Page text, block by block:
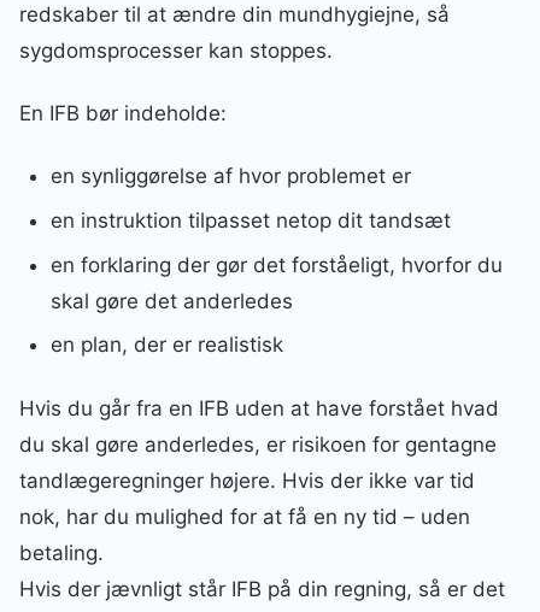
redskaber til at ændre din mundhygiejne, så
sygdomsprocesser kan stoppes.
En IFB bør indeholde:
en synliggørelse af hvor problemet er
en instruktion tilpasset netop dit tandsæt
en forklaring der gør det forståeligt, hvorfor du
skal gøre det anderledes
en plan, der er realistisk
Hvis du går fra en IFB uden at have forstået hvad
du skal gøre anderledes, er risikoen for gentagne
tandlægeregninger højere. Hvis der ikke var tid
nok, har du mulighed for at få en ny tid – uden
betaling.
Hvis der jævnligt står IFB på din regning, så er det